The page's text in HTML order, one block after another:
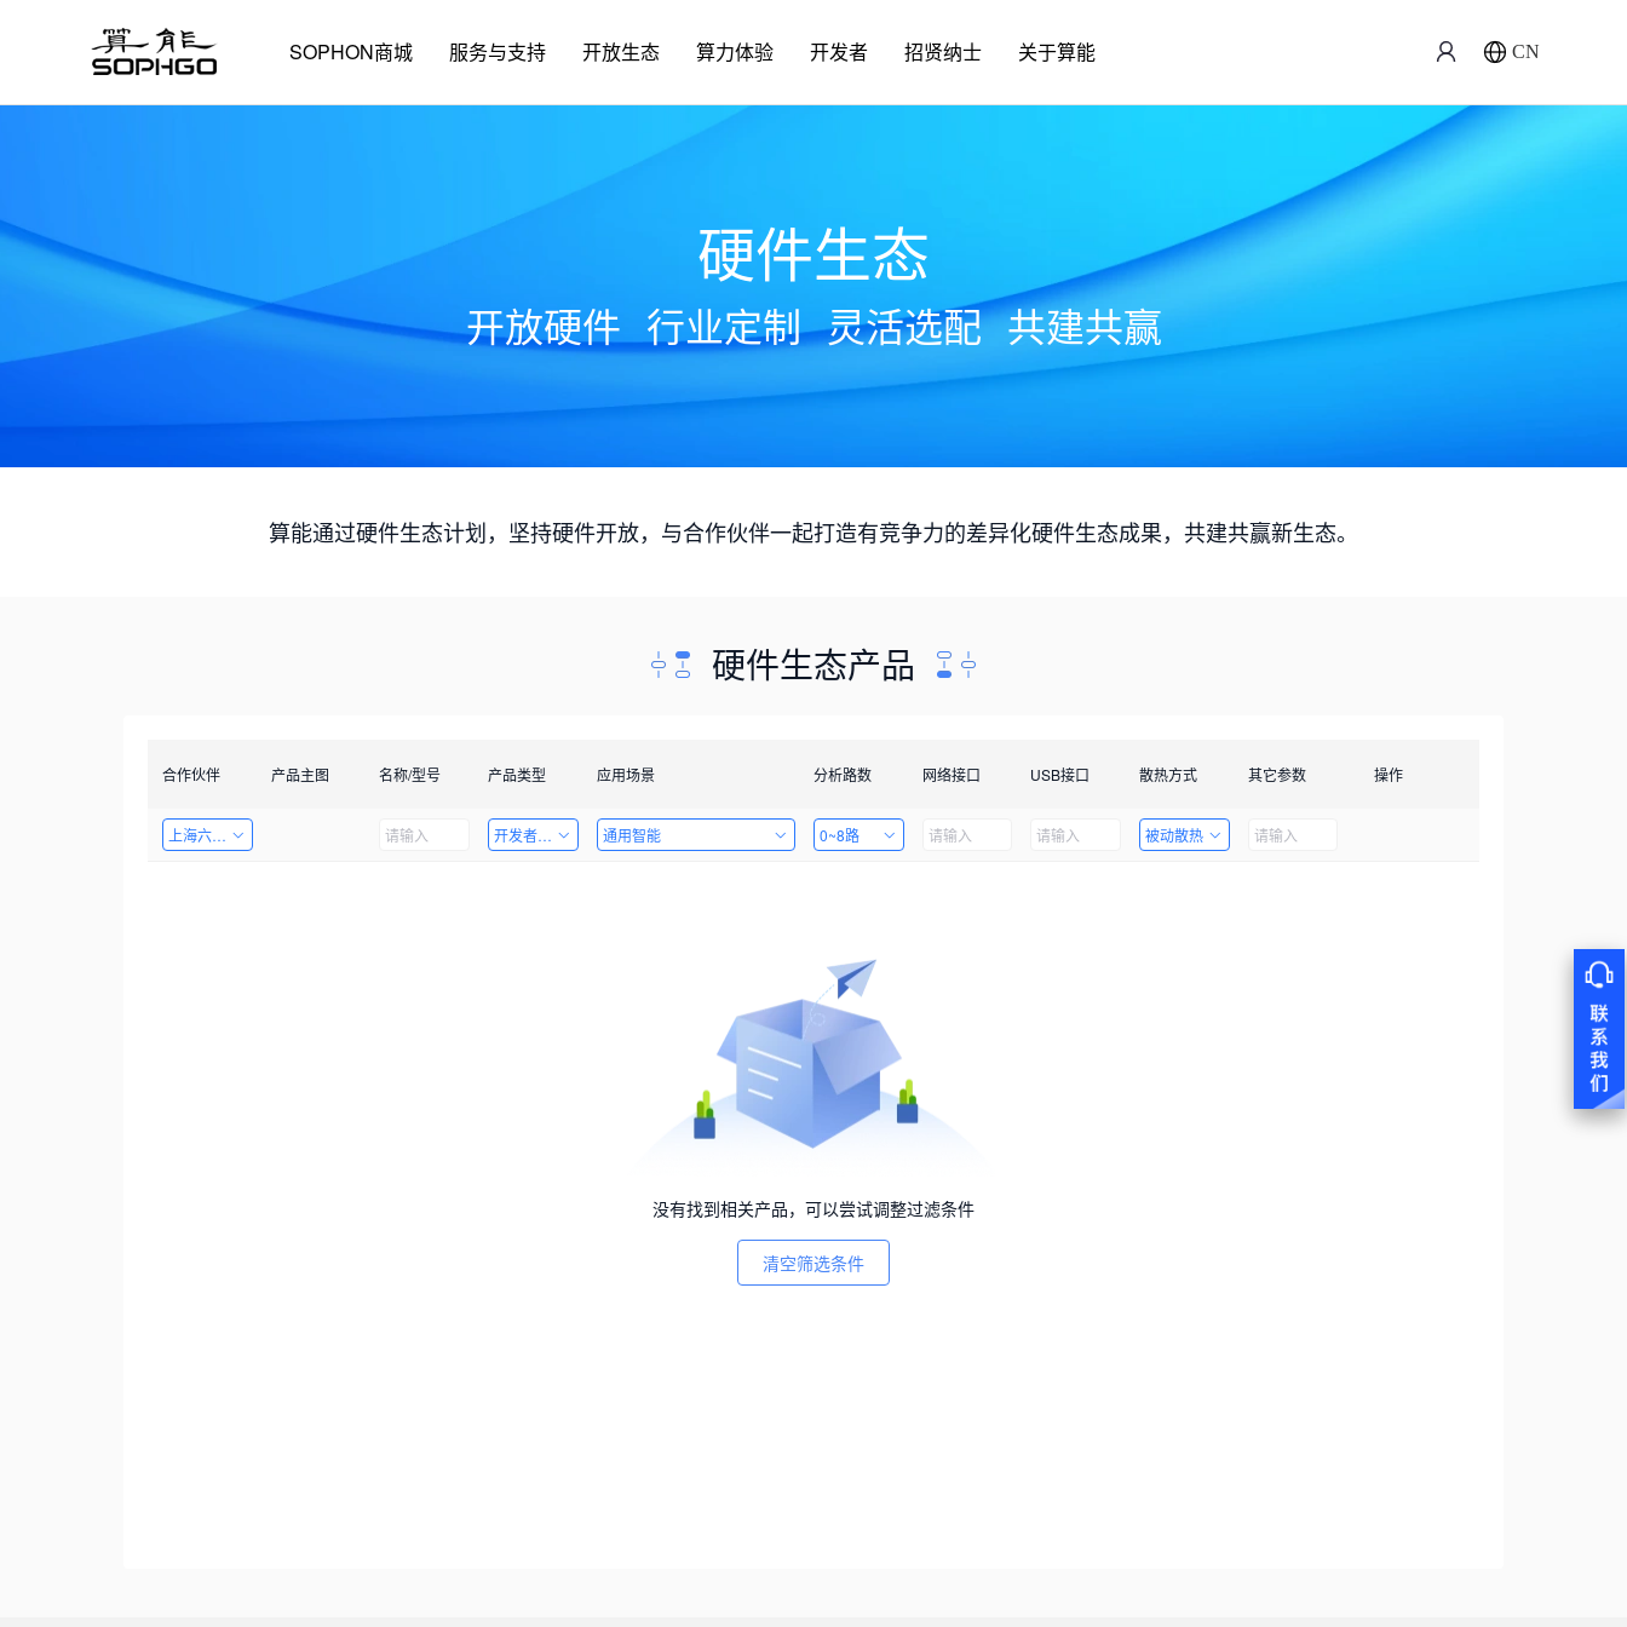
SOPHON商城 服务与支持 开放生态 算力体验 开发者 招贤纳士 关于算能 CN
硬件生态
开放硬件 行业定制 灵活选配 共建共赢
算能通过硬件生态计划，坚持硬件开放，与合作伙伴一起打造有竞争力的差异化硬件生态成果，共建共赢新生态。
硬件生态产品
合作伙伴 产品主图 名称/型号 产品类型 应用场景 分析路数 网络接口 USB接口 散热方式 其它参数 操作
上海六梓科技有限公司 开发者套件 通用智能 0~8路 被动散热
没有找到相关产品，可以尝试调整过滤条件
清空筛选条件